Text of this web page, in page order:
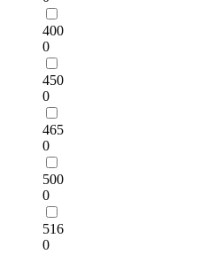
400
0
450
0
465
0
500
0
516
0